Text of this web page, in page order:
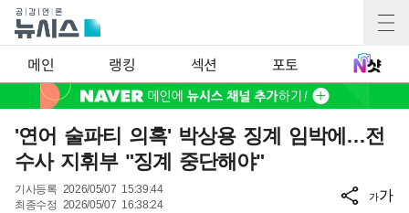
메인 랭킹 섹션 포토
'연어 술파티 의혹' 박상용 징계 임박에…전
수사 지휘부 "징계 중단해야"
기사등록 2026/05/07 15:39:44
최종수정 2026/05/07 16:38:24
가가